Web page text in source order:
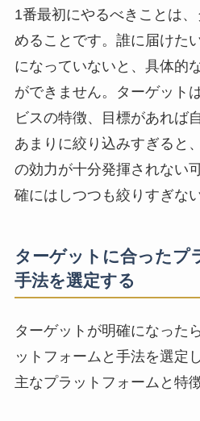
1番最初にやるべきことは
めることです。誰に届けた
になっていないと、具体的
ができません。ターゲット
ビスの特徴、目標があれば
あまりに絞り込みすぎると
の効力が十分発揮されない
確にはしつつも絞りすぎな
ターゲットに合ったプ
手法を選定する
ターゲットが明確になった
ットフォームと手法を選定
主なプラットフォームと特